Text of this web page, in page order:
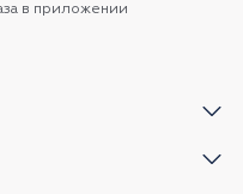
в приложении